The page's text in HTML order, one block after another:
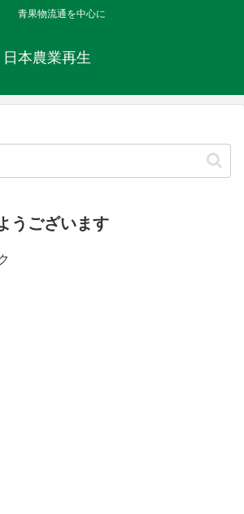
青果物流通を中心に
日本農業再生
うございます